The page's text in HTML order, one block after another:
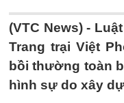
(VTC News) -
Trang trại Việt
bồi thường toàn
hình sự do xây